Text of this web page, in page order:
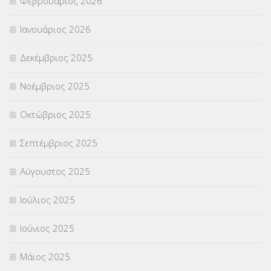
ΣΥΜΒΟΥΛΕΥΤΙΚΟΣ ΣΤΑΘΜΟΣ ΝΕΩΝ
ΣΥΝΤΑΞΕΙΣ(12)
ΣΧΟΛΙΚΟΙ ΣΥΜΒΟΥΛΟΙ
ΥΠΕΡΑΡΙΘΜΟΙ(1)
ΥΠΟΤΡΟΦΙΕΣ(28)
ΦΥΣΙΚΗ ΑΓΩΓΗ(692)
Χωρίς κατηγορία
Ιανουάριος 2026
Δεκέμβριος 2025
Νοέμβριος 2025
Οκτώβριος 2025
Σεπτέμβριος 2025
Αύγουστος 2025
Ιούλιος 2025
Ιούνιος 2025
Μάιος 2025